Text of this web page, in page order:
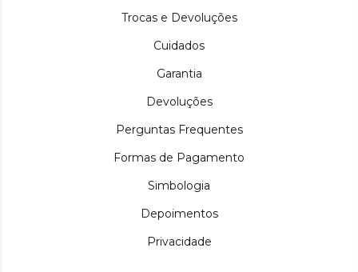
Trocas e Devoluções
Cuidados
Garantia
Devoluções
Perguntas Frequentes
Formas de Pagamento
Simbologia
Depoimentos
Privacidade